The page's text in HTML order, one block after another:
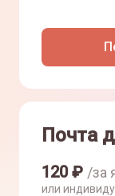
Почта
120₽ /за
или